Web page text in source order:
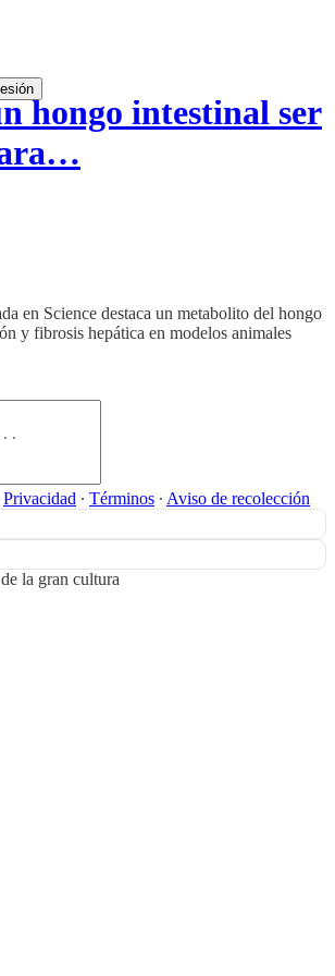
hongo intestinal ser
en Science destaca un metabolito del hongo
y fibrosis hepática en modelos animales
Privacidad ∙ Términos ∙ Aviso de recolección
la gran cultura